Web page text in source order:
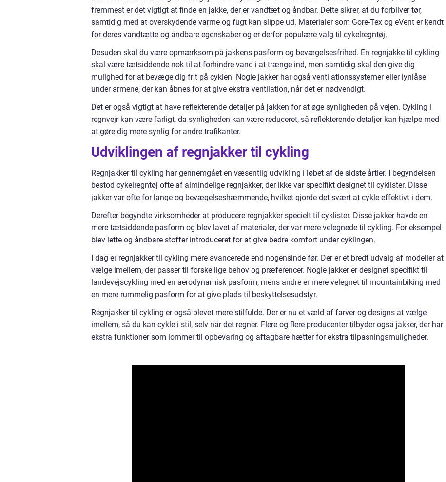
fremmest er det vigtigt at finde en jakke, der er vandtæt og åndbar. Dette sikrer, at du forbliver tør,
samtidig med at overskydende varme og fugt kan slippe ud. Materialer som Gore-Tex og eVent er kendt
for deres vandtætte og åndbare egenskaber og er derfor populære valg til cykelregntøj.
Desuden skal du være opmærksom på jakkens pasform og bevægelsesfrihed. En regnjakke til cykling
skal være tætsiddende nok til at forhindre vand i at trænge ind, men samtidig skal den give dig
mulighed for at bevæge dig frit på cyklen. Nogle jakker har også ventilationssystemer eller lynlåse
under armene, der kan åbnes for at give ekstra ventilation, når det er nødvendigt.
Det er også vigtigt at have reflekterende detaljer på jakken for at øge synligheden på vejen. Cykling i
regnvejr kan være farligt, da synligheden kan være reduceret, så reflekterende detaljer kan hjælpe med
at gøre dig mere synlig for andre trafikanter.
Udviklingen af regnjakker til cykling
Regnjakker til cykling har gennemgået en væsentlig udvikling i løbet af de sidste årtier. I begyndelsen
bestod cykelregntøj ofte af almindelige regnjakker, der ikke var specifikt designet til cyklister. Disse
jakker var ofte for lange og bevægelseshæmmende, hvilket gjorde det svært at cykle effektivt i dem.
Derefter begyndte virksomheder at producere regnjakker specielt til cyklister. Disse jakker havde en
mere tætsiddende pasform og blev lavet af materialer, der var mere velegnede til cykling. For eksempel
blev lette og åndbare stoffer introduceret for at give bedre komfort under cyklingen.
I dag er regnjakker til cykling mere avancerede end nogensinde før. Der er et bredt udvalg af modeller at
vælge imellem, der passer til forskellige behov og præferencer. Nogle jakker er designet specifikt til
landevejscykling med en aerodynamisk pasform, mens andre er mere velegnet til mountainbiking med
en mere rummelig pasform for at give plads til beskyttelsesudstyr.
Regnjakker til cykling er også blevet mere stilfulde. Der er nu et væld af farver og designs at vælge
imellem, så du kan cykle i stil, selv når det regner. Flere og flere producenter tilbyder også jakker, der har
ekstra funktioner som lommer til opbevaring og aftagbare hætter for ekstra tilpasningsmuligheder.